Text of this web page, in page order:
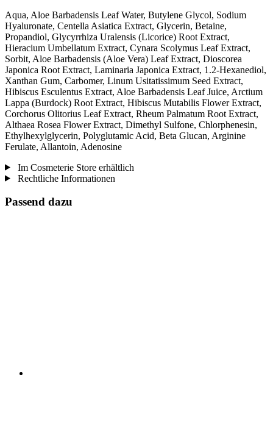
Aqua, Aloe Barbadensis Leaf Water, Butylene Glycol, Sodium
Hyaluronate, Centella Asiatica Extract, Glycerin, Betaine,
Propandiol, Glycyrrhiza Uralensis (Licorice) Root Extract,
Hieracium Umbellatum Extract, Cynara Scolymus Leaf Extract,
Sorbit, Aloe Barbadensis (Aloe Vera) Leaf Extract, Dioscorea
Japonica Root Extract, Laminaria Japonica Extract, 1.2-Hexanediol,
Xanthan Gum, Carbomer, Linum Usitatissimum Seed Extract,
Hibiscus Esculentus Extract, Aloe Barbadensis Leaf Juice, Arctium
Lappa (Burdock) Root Extract, Hibiscus Mutabilis Flower Extract,
Corchorus Olitorius Leaf Extract, Rheum Palmatum Root Extract,
Althaea Rosea Flower Extract, Dimethyl Sulfone, Chlorphenesin,
Ethylhexylglycerin, Polyglutamic Acid, Beta Glucan, Arginine
Ferulate, Allantoin, Adenosine
Im Cosmeterie Store erhältlich
Rechtliche Informationen
Passend dazu